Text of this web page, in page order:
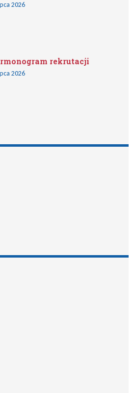
2026
rekrutacji
2026